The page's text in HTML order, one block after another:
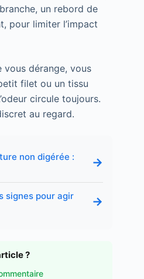
un rebord de
pour limiter l’impact
vous dérange, vous
filet ou un tissu
circule toujours.
au regard.
non digérée :
→
signes pour agir
→
?